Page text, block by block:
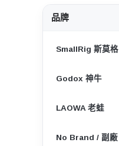
品牌
SmallRig 斯莫格
Godox 神牛
LAOWA 老蛙
No Brand / 副廠